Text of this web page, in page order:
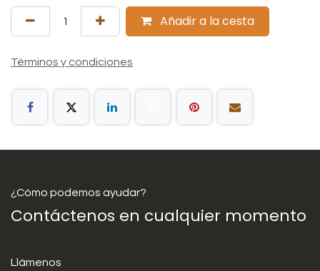
Añadir a la cesta
Términos y condiciones
¿Cómo podemos ayudar?
Contáctenos en cualquier momento
Llámenos